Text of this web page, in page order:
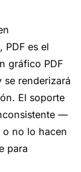
PDF es el
gráfico PDF
se renderizará
El soporte
—
o no lo hacen
para